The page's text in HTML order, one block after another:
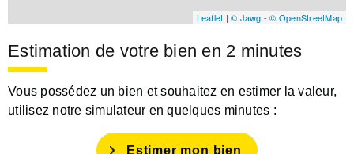
Leaflet | © Jawg -© OpenStreetMap
Estimation de votre bien en 2 minutes
Vous possédez un bien et souhaitez en estimer la valeur,
utilisez notre simulateur en quelques minutes :
Estimer mon bien